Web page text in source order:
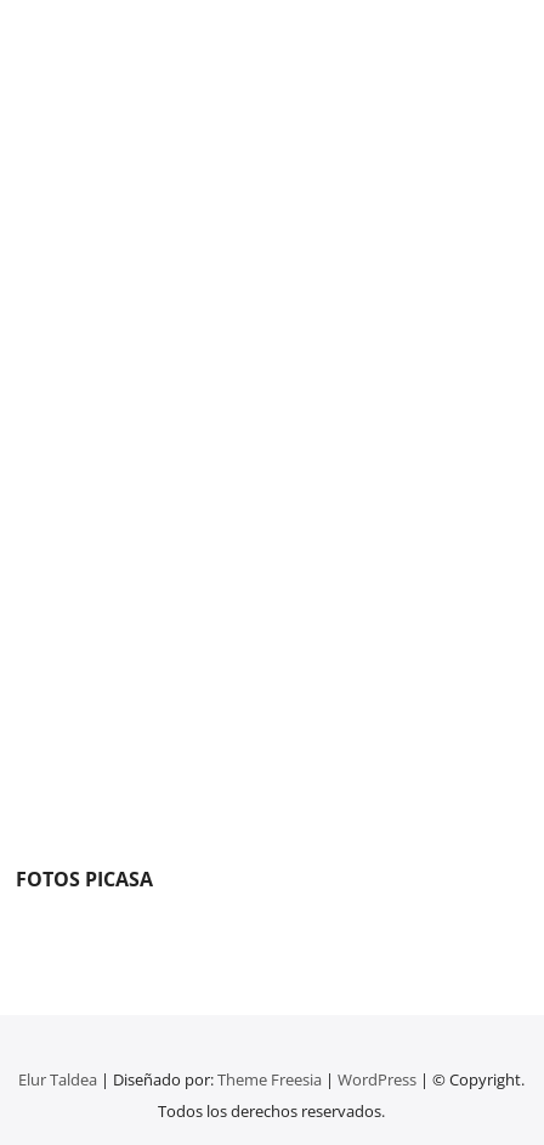
FOTOS PICASA
Elur Taldea | Diseñado por:Theme Freesia |WordPress | © Copyright.
Todos los derechos reservados.